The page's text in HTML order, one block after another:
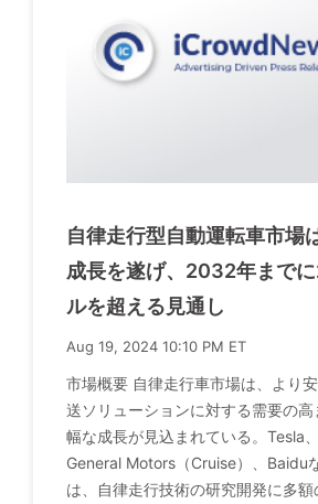
自律走行型自動運転車市場
成長を遂げ、2032年まで
ルを超える見通し
Aug 19, 2024 10:10 PM ET
市場概要 自律走行車市場は、より
送ソリューションに対する需要の
幅な成長が見込まれている。Tesla、
General Motors（Cruise）、Baidu
は、自律走行技術の研究開発に多額